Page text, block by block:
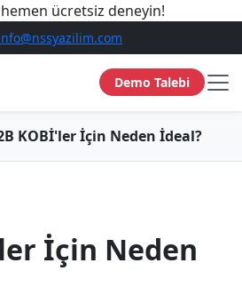
ücretsiz deneyin!
Demo Talebi
KOBİ'ler İçin Neden İdeal?
İçin Neden